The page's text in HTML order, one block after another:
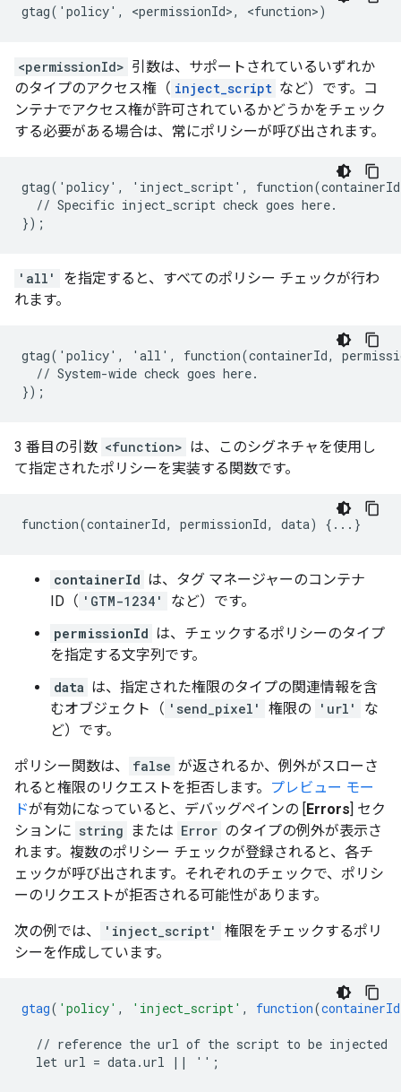
<permissionId> 引数は、サポートされているいずれか
のタイプのアクセス権（ inject_script など）です。コ
ンテナでアクセス権が許可されているかどうかをチェック
する必要がある場合は、常にポリシーが呼び出されます。
gtag('policy', 'inject_script',
  // Specific inject_script check goes here.
'all'
を指定すると、すべてのポリシー チェックが行わ
れます。
gtag('policy', 'all', function(containerId,
  // System-wide check goes here.
3 番目の引数 <function> は、このシグネチャを使用し
て指定されたポリシーを実装する関数です。
containerId は、タグ マネージャーのコンテナ
ID（ 'GTM-1234'
など）です。
permissionId は、チェックするポリシーのタイプ
を指定する文字列です。
data は、指定された権限のタイプの関連情報を含
むオブジェクト（ 'send_pixel' 権限の 'url'
な
ど）です。
ポリシー関数は、 false が返されるか、例外がスローさ
れると権限のリクエストを拒否します。
プレビュー モー
ドが有効になっていると、デバッグペインの [Errors] セク
ションに string または Error のタイプの例外が表示さ
れます。複数のポリシー チェックが登録されると、各チ
ェックが呼び出されます。それぞれのチェックで、ポリシ
ーのリクエストが拒否される可能性があります。
次の例では、 'inject_script'
権限をチェックするポリ
シーを作成しています。
gtag( 'policy' , 'inject_script' , function(containerId
// reference the url of the script to be injected
let url = data.url || '' ;